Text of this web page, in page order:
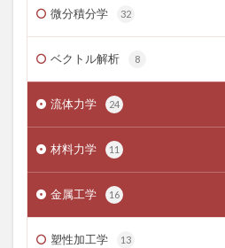
微分積分学 32
ベクトル解析 8
流体力学 24
材料力学 11
金属工学 16
塑性加工学 13